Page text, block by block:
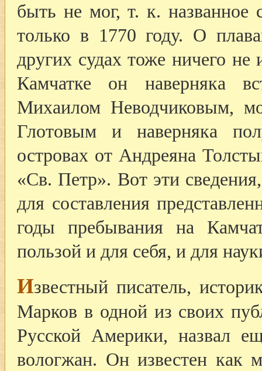
быть не мог, т. к. названное
только в 1770 году. О
других судах тоже ничего
Камчатке он наверняка
Михаилом Неводчиковым,
Глотовым и наверняка
островах от Андреяна
«Св. Петр». Вот эти
для составления
годы пребывания на
пользой и для себя, и для
Известный писатель,
Марков в одной из своих
Русской Америки, назвал
вологжан. Он известен как